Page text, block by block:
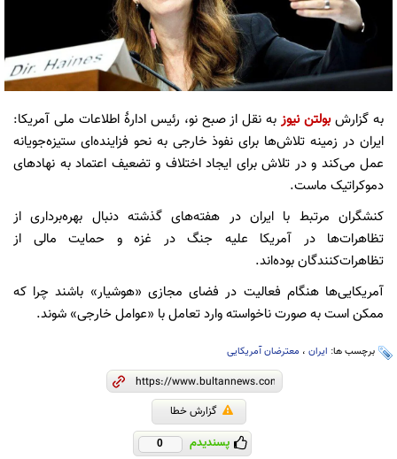
به گزارشبولتن نیوزبه نقل از صبح نو، رئیس ادارۀ اطلاعات ملی آمریکا:
ایران در زمینه تلاش‌ها برای نفوذ خارجی به نحو فزاینده‌ای ستیزه‌جویانه
عمل می‌کند و در تلاش برای ایجاد اختلاف و تضعیف اعتماد به نهادهای
دموکراتیک ماست.
کنشگران مرتبط با ایران در هفته‌های گذشته دنبال بهره‌برداری از
تظاهرات‌ها در آمریکا علیه جنگ در غزه و حمایت مالی از
تظاهرات‌کنندگان بوده‌اند.
آمریکایی‌ها هنگام فعالیت در فضای مجازی «هوشیار» باشند چرا که
ممکن است به صورت ناخواسته وارد تعامل با «عوامل خارجی» شوند.
برچسب ها: ایران ، معترضان آمریکایی
گزارش خطا
پسندیدم 0